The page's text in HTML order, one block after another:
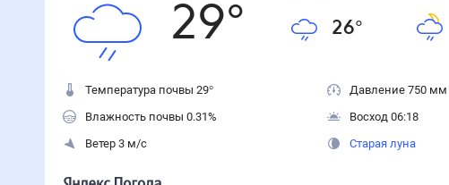
29° 26°
Температура почвы 29°
Влажность почвы 0.31%
Ветер 3 м/с
Давление 750 мм
Восход 06:18
Старая луна